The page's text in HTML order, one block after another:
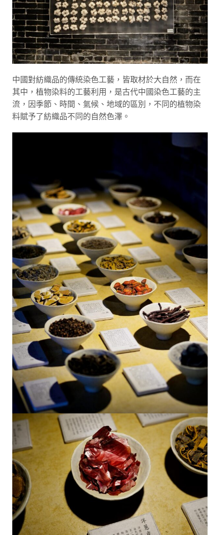
中國對紡織品的傳統染色工藝，皆取材於大自然，而在
其中，植物染料的工藝利用，是古代中國染色工藝的主
流，因季節、時間、氣候、地域的區別，不同的植物染
料賦予了紡織品不同的自然色澤。